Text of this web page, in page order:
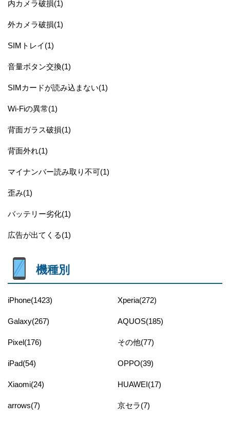
内カメラ破損(1)
外カメラ破損(1)
SIMトレイ(1)
音量ボタン交換(1)
SIMカードが読み込まない(1)
Wi-Fiの異常(1)
背面ガラス破損(1)
背面外れ(1)
マイナンバー読み取り不可(1)
歪み(1)
バッテリー劣化(1)
広告が出てくる(1)
機種別
iPhone(1423) Xperia(272)
Galaxy(267) AQUOS(185)
Pixel(176) その他(77)
iPad(54) OPPO(39)
Xiaomi(24) HUAWEI(17)
arrows(7) 京セラ(7)